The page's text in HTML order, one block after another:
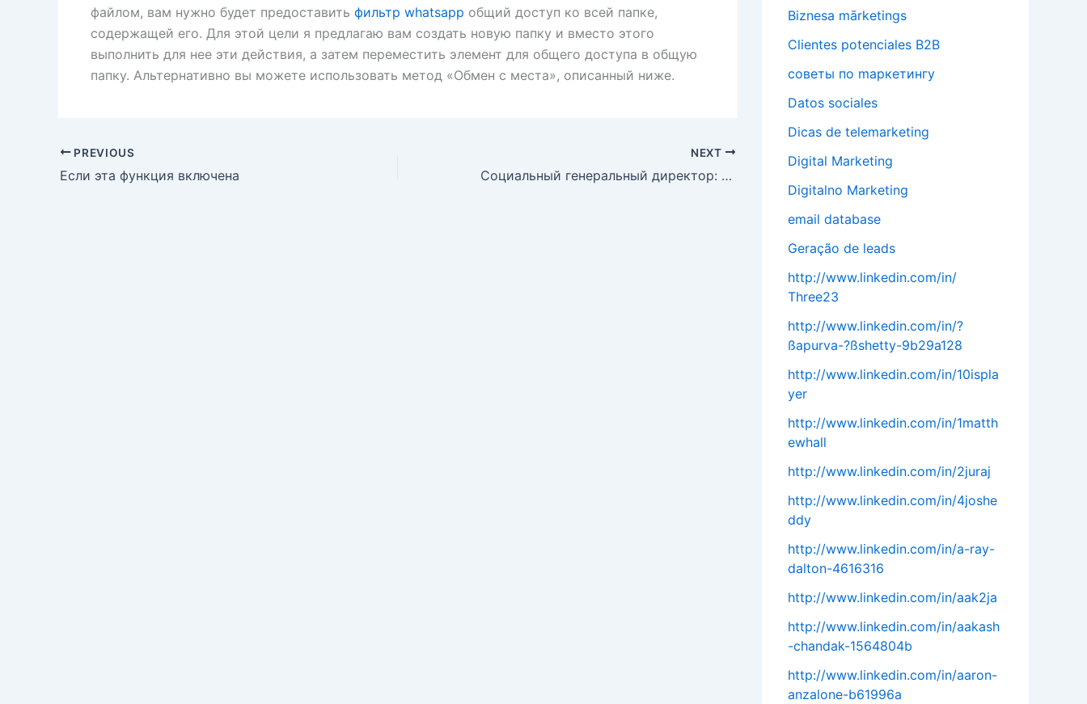
файлом, вам нужно будет предоставить фильтр whatsapp общий доступ ко всей папке,
содержащей его. Для этой цели я предлагаю вам создать новую папку и вместо этого
выполнить для нее эти действия, а затем переместить элемент для общего доступа в общую
папку. Альтернативно вы можете использовать метод «Обмен с места», описанный ниже.
PREVIOUS
Если эта функция включена
NEXT
Социальный генеральный директор: как корпоративные коммуникации способствуют успеху
Biznesa mārketings
Clientes potenciales B2B
cоветы по mаркетингу
Datos sociales
Dicas de telemarketing
Digital Marketing
Digitalno Marketing
email database
Geração de leads
http://www.linkedin.com/in/
Three23
http://www.linkedin.com/in/?
ßapurva-?ßshetty-9b29a128
http://www.linkedin.com/in/10ispla
yer
http://www.linkedin.com/in/1matth
ewhall
http://www.linkedin.com/in/2juraj
http://www.linkedin.com/in/4joshe
ddy
http://www.linkedin.com/in/a-ray-
dalton-4616316
http://www.linkedin.com/in/aak2ja
http://www.linkedin.com/in/aakash
-chandak-1564804b
http://www.linkedin.com/in/aaron-
anzalone-b61996a